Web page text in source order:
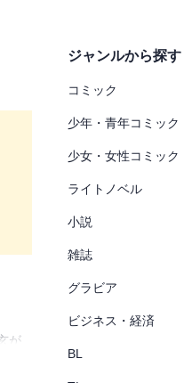
が
ジャンルから探す
コミック
少年・青年コミック
少女・女性コミック
ライトノベル
小説
雑誌
グラビア
ビジネス・経済
BL